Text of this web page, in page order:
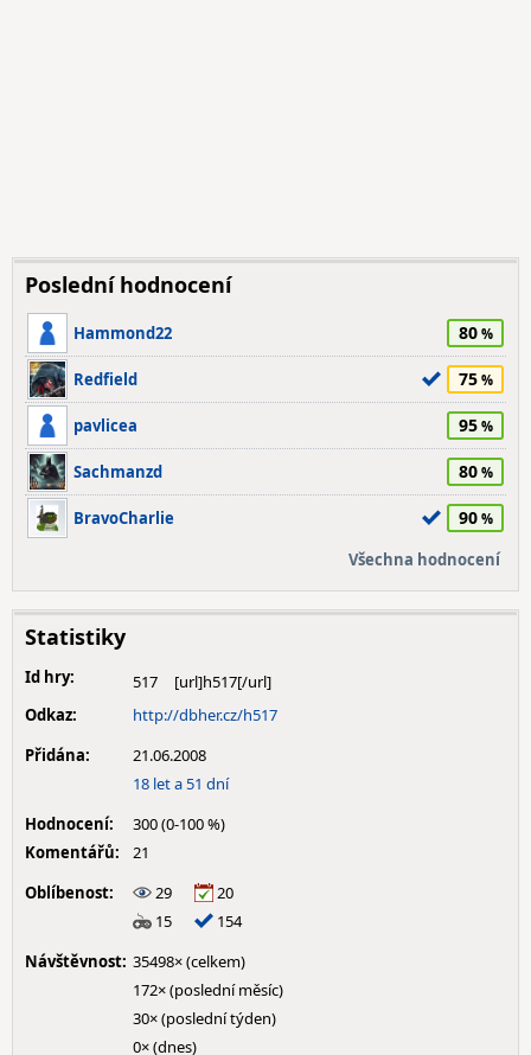
Poslední hodnocení
Hammond22 80
Redfield 75
pavlicea 95
Sachmanzd 80
BravoCharlie 90
Všechna hodnocení
Statistiky
Id hry:
517
Odkaz:
http://dbher.cz/h517
Přidána:
21.06.2008
18 let a 51 dní
Hodnocení:
300 (0-100 %)
Komentářů:
21
Oblíbenost:
29
20
15
154
Návštěvnost: 35498× (celkem)
172× (poslední měsíc)
30× (poslední týden)
0× (dnes)